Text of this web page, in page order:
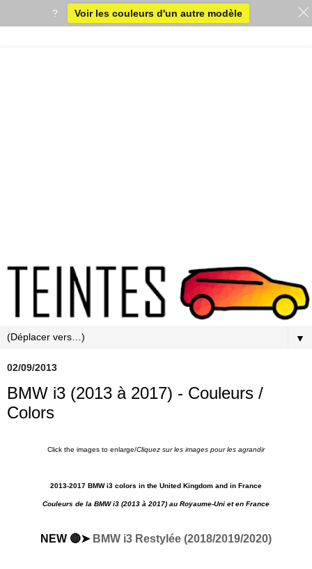
▼
02/09/2013
BMW i3 (2013 à 2017) - Couleurs /
Colors
Click the images to enlarge/Cliquez sur les images pour les agrandir
2013-2017 BMW i3 colors in the United Kingdom and in France
Couleurs de la BMW i3 (2013 à 2017) au Royaume-Uni et en France
NEW 🔴➤ BMW i3 Restylée (2018/2019/2020)
? Voir les couleurs d'un autre modèle